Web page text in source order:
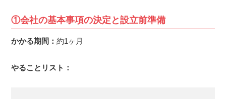
①会社の基本事項の決定と設立前準備
かかる期間：約1ヶ月
やることリスト：